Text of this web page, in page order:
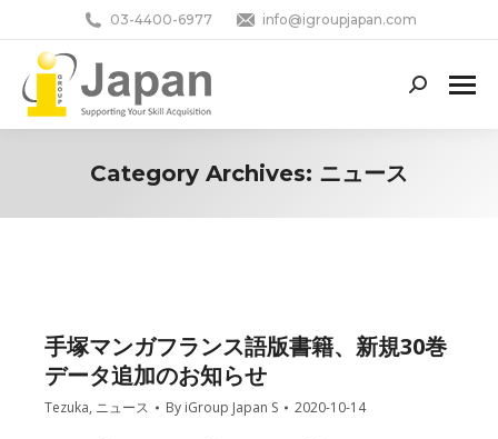
03-4400-6977 info@igroupjapan.com
Search:
Category Archives: ニュース
手塚マンガフランス語版書籍、新規30巻
データ追加のお知らせ
Tezuka, ニュース By iGroup Japan S 2020-10-14